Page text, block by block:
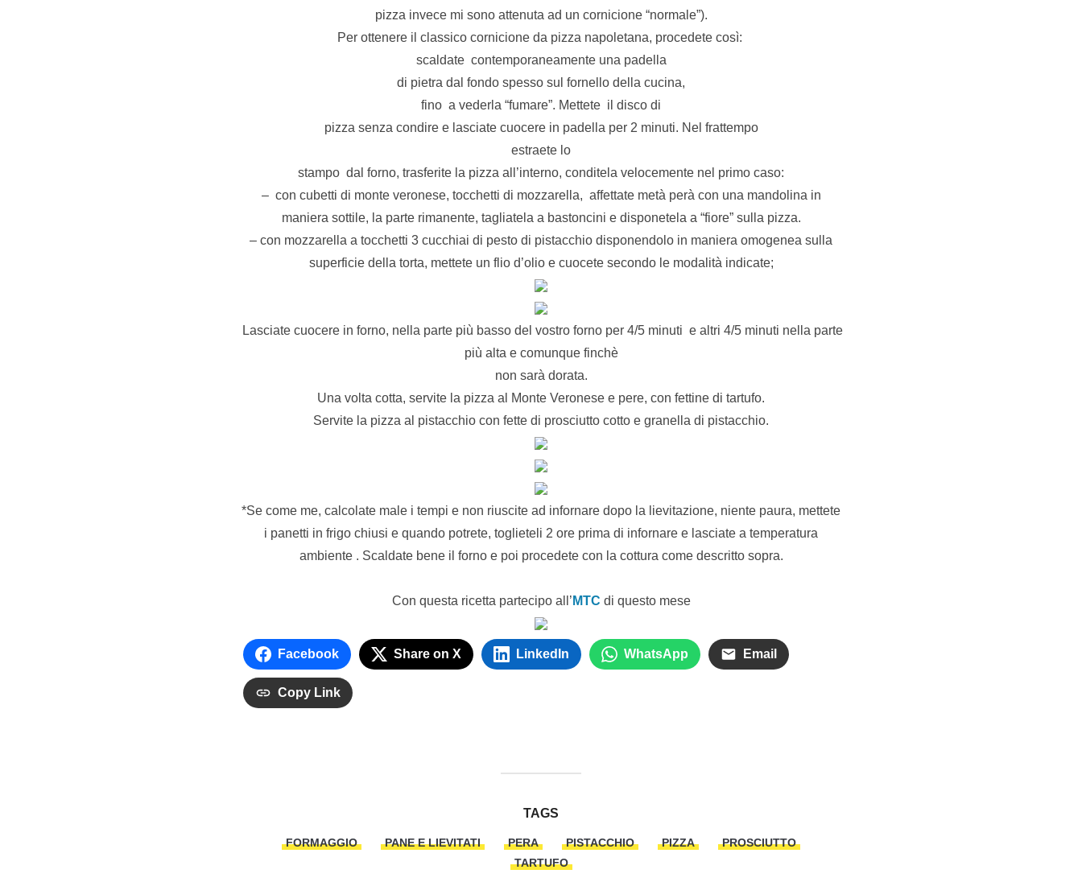
pizza invece mi sono attenuta ad un cornicione “normale”).
Per ottenere il classico cornicione da pizza napoletana, procedete così:
scaldate contemporaneamente una padella
di pietra dal fondo spesso sul fornello della cucina,
fino a vederla “fumare”. Mettete il disco di
pizza senza condire e lasciate cuocere in padella per 2 minuti. Nel frattempo
estraete lo
stampo dal forno, trasferite la pizza all’interno, conditela velocemente nel primo caso:
– con cubetti di monte veronese, tocchetti di mozzarella, affettate metà perà con una mandolina in
maniera sottile, la parte rimanente, tagliatela a bastoncini e disponetela a “fiore” sulla pizza.
– con mozzarella a tocchetti 3 cucchiai di pesto di pistacchio disponendolo in maniera omogenea sulla
superficie della torta, mettete un flio d’olio e cuocete secondo le modalità indicate;
Lasciate cuocere in forno, nella parte più basso del vostro forno per 4/5 minuti e altri 4/5 minuti nella parte
più alta e comunque finchè
non sarà dorata.
Una volta cotta, servite la pizza al Monte Veronese e pere, con fettine di tartufo.
Servite la pizza al pistacchio con fette di prosciutto cotto e granella di pistacchio.
*Se come me, calcolate male i tempi e non riuscite ad infornare dopo la lievitazione, niente paura, mettete
i panetti in frigo chiusi e quando potrete, toglieteli 2 ore prima di infornare e lasciate a temperatura
ambiente . Scaldate bene il forno e poi procedete con la cottura come descritto sopra.
Con questa ricetta partecipo all’ MTC di questo mese
Facebook Share on X LinkedIn WhatsApp Email
Copy Link
TAGS
FORMAGGIO PANE E LIEVITATI PERA PISTACCHIO PIZZA
PROSCIUTTO
TARTUFO